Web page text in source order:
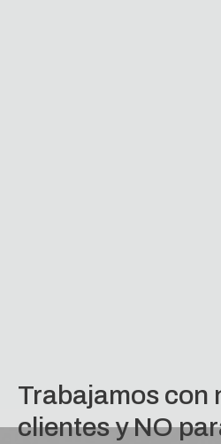
Trabajamos con
clientes y NO